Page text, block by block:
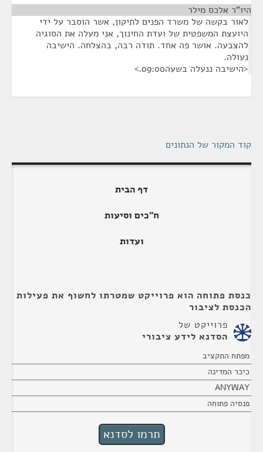
היו"ר אלכס מילר
לאור בקשה של משרד הפנים לתיקון, אשר הוסבר על ידי
היועצת המשפטית של ועדת החינוך, אני מעלה את הסוגיה
להצבעה. אושר פה אחד. תודה רבה, בהצלחה. הישיבה
נעולה.
<הישיבה ננעלה בשעה09:00.>
קוד המקור של הנתונים
דף הבית
ח"כים וסיעות
ועדות
כנסת פתוחה הוא פרוייקט שמטרתו לחשוף את פעילות
הכנסת לציבור
פרוייקט של
הסדנא לידע ציבורי
מפתח התקציב
כיכר המדינה
ANYWAY
פנסיה פתוחה